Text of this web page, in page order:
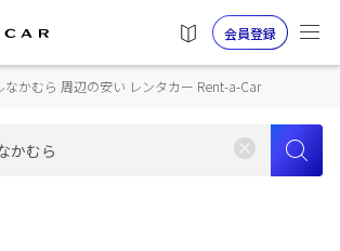
会員登録
なかむら 周辺の安い レンタカー Rent-a-Car